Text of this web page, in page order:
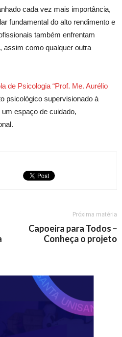
cada vez mais importância,
fundamental do alto rendimento e
também enfrentam
assim como qualquer outra
de Psicologia “Prof. Me. Aurélio
psicológico supervisionado à
espaço de cuidado,
Próxima matéria
Capoeira para Todos –
Conheça o projeto